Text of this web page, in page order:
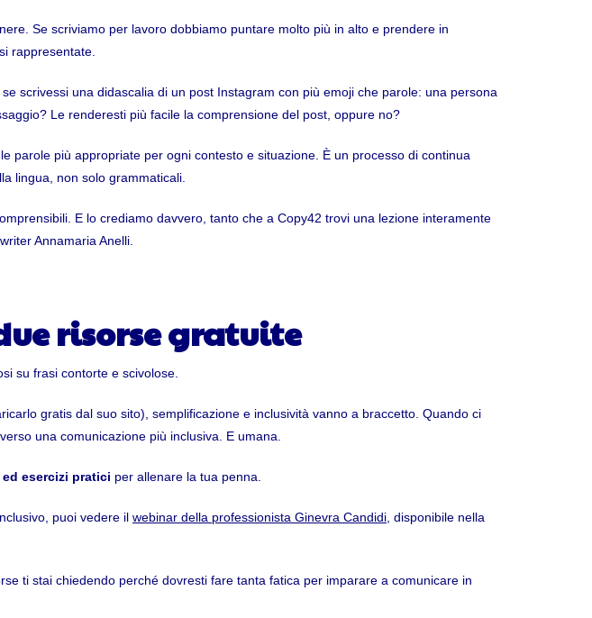
Se scriviamo per lavoro dobbiamo puntare molto più in alto e prendere in
rappresentate.
scrivessi una didascalia di un post Instagram con più emoji che parole: una persona
Le renderesti più facile la comprensione del post, oppure no?
parole più appropriate per ogni contesto e situazione. È un processo di continua
lingua, non solo grammaticali.
E lo crediamo davvero, tanto che a Copy42 trovi una lezione interamente
Annamaria Anelli.
risorse gratuite
su frasi contorte e scivolose.
gratis dal suo sito), semplificazione e inclusività vanno a braccetto. Quando ci
una comunicazione più inclusiva. E umana.
ed esercizi pratici per allenare la tua penna.
puoi vedere il webinar della professionista Ginevra Candidi, disponibile nella
ti stai chiedendo perché dovresti fare tanta fatica per imparare a comunicare in